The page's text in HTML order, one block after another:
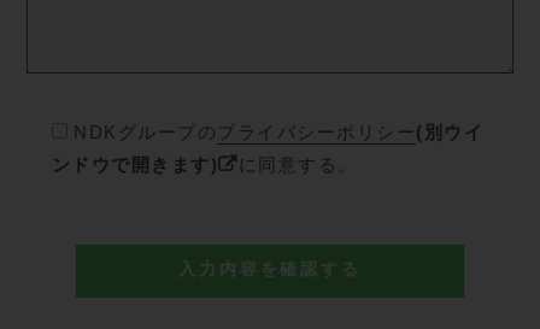
NDKグループの プライバシーポリシー(別ウイ
ンドウで開きます)
に同意する。